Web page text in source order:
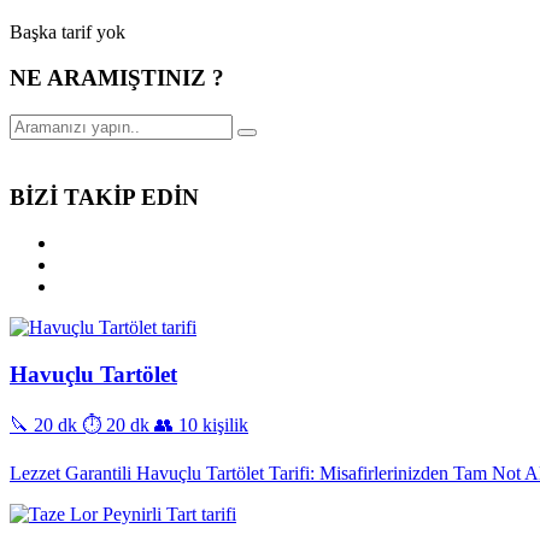
Başka tarif yok
NE ARAMIŞTINIZ ?
BİZİ TAKİP EDİN
Havuçlu Tartölet
🔪 20 dk ⏱️ 20 dk 👥 10 kişilik
Lezzet Garantili Havuçlu Tartölet Tarifi: Misafirlerinizden Tam Not